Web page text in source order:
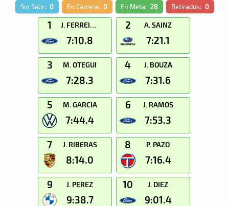
Sin Salir: 0 En Carrera: 0 En Meta: 28 Retirados: 0
1 J. FERREIRO
7:10.8
2 A. SAINZ
7:21.1
3 M. OTEGUI
7:28.3
4 J. BOUZA
7:31.6
5 M. GARCIA
7:44.4
6 J. RAMOS
7:53.3
7 J. RIBERAS
8:14.0
8 P. PAZO
7:16.4
9 J. PEREZ
9:38.7
10 J. DIEZ
9:01.4